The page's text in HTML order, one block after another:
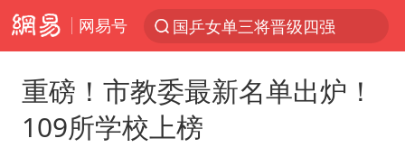
网易号
国乒女单三将晋级四强
光影经济撬动暑期消费新蓝海
马克·艾伦退出斯诺克中国公开赛
重磅！市教委最新名单出炉！
109所学校上榜